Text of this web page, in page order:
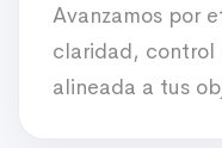
Avanzamos por
claridad, control
alineada a tus